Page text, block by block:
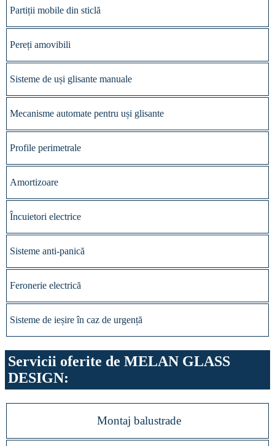
Partiții mobile din sticlă
Pereți amovibili
Sisteme de uși glisante manuale
Mecanisme automate pentru uși glisante
Profile perimetrale
Amortizoare
Încuietori electrice
Sisteme anti-panică
Feronerie electrică
Sisteme de ieșire în caz de urgență
Servicii oferite de MELAN GLASS
DESIGN:
Montaj balustrade